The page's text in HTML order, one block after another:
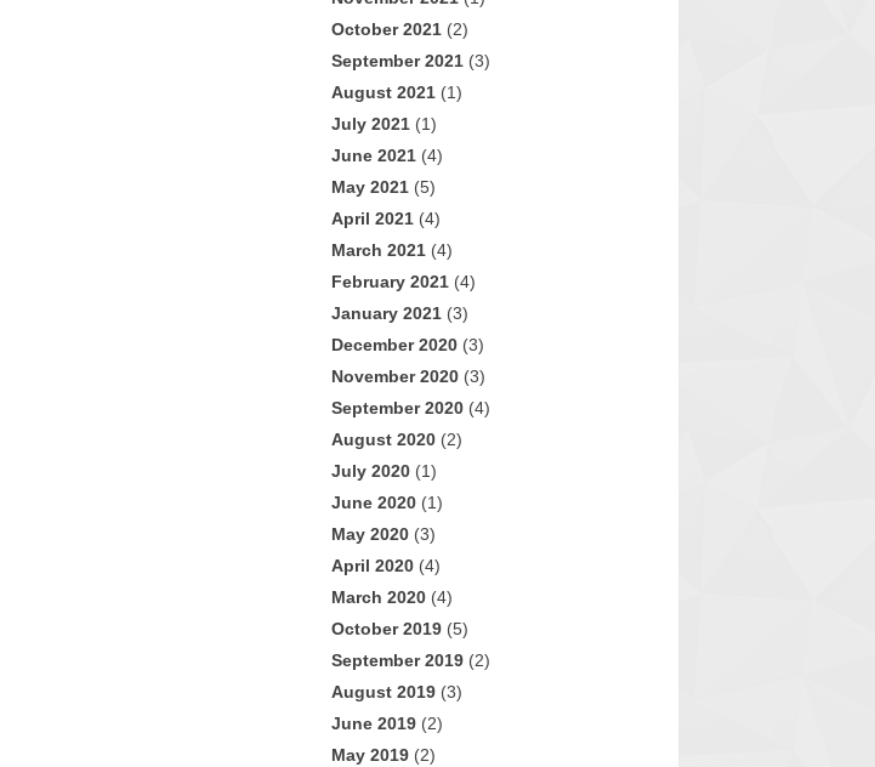
October 2021 (2)
September 2021 (3)
August 2021 (1)
July 2021 (1)
June 2021 (4)
May 2021 (5)
April 2021 (4)
March 2021 (4)
February 2021 (4)
January 2021 (3)
December 2020 (3)
November 2020 (3)
September 2020 (4)
August 2020 (2)
July 2020 (1)
June 2020 (1)
May 2020 (3)
April 2020 (4)
March 2020 (4)
October 2019 (5)
September 2019 (2)
August 2019 (3)
June 2019 (2)
May 2019 (2)